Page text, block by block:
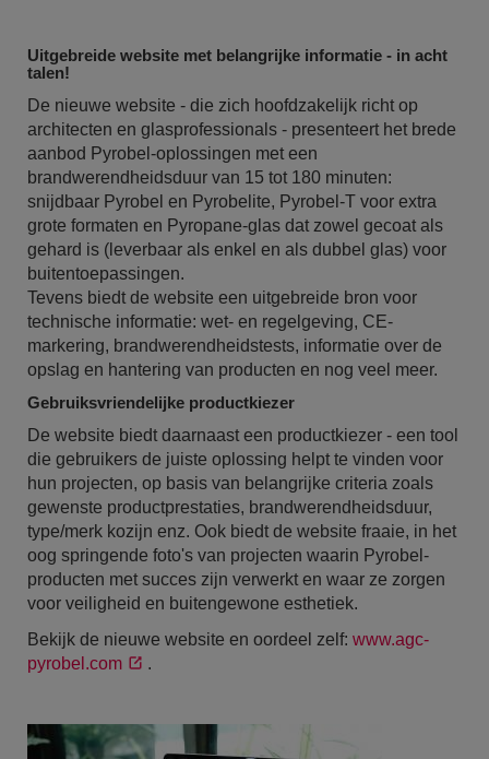
Uitgebreide website met belangrijke informatie - in acht
talen!
De nieuwe website - die zich hoofdzakelijk richt op
architecten en glasprofessionals - presenteert het brede
aanbod Pyrobel-oplossingen met een
brandwerendheidsduur van 15 tot 180 minuten:
snijdbaar Pyrobel en Pyrobelite, Pyrobel-T voor extra
grote formaten en Pyropane-glas dat zowel gecoat als
gehard is (leverbaar als enkel en als dubbel glas) voor
buitentoepassingen.
Tevens biedt de website een uitgebreide bron voor
technische informatie: wet- en regelgeving, CE-
markering, brandwerendheidstests, informatie over de
opslag en hantering van producten en nog veel meer.
Gebruiksvriendelijke productkiezer
De website biedt daarnaast een productkiezer - een tool
die gebruikers de juiste oplossing helpt te vinden voor
hun projecten, op basis van belangrijke criteria zoals
gewenste productprestaties, brandwerendheidsduur,
type/merk kozijn enz. Ook biedt de website fraaie, in het
oog springende foto's van projecten waarin Pyrobel-
producten met succes zijn verwerkt en waar ze zorgen
voor veiligheid en buitengewone esthetiek.
Bekijk de nieuwe website en oordeel zelf: www.agc-
pyrobel.com
.